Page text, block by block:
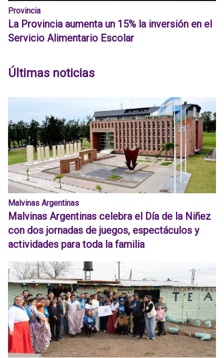
Provincia
La Provincia aumenta un 15% la inversión en el
Servicio Alimentario Escolar
Últimas noticias
Malvinas Argentinas
Malvinas Argentinas celebra el Día de la Niñez
con dos jornadas de juegos, espectáculos y
actividades para toda la familia